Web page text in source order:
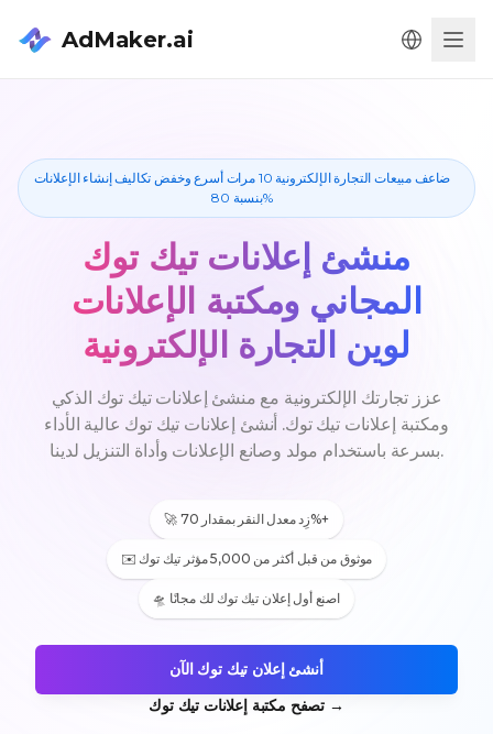
AdMaker.ai
ضاعف مبيعات التجارة الإلكترونية 10 مرات أسرع وخفض تكاليف إنشاء الإعلانات
بنسبة 80%
منشئ إعلانات تيك توك
المجاني ومكتبة الإعلانات
لوين التجارة الإلكترونية
عزز تجارتك الإلكترونية مع منشئ إعلانات تيك توك الذكي
ومكتبة إعلانات تيك توك. أنشئ إعلانات تيك توك عالية الأداء
بسرعة باستخدام مولد وصانع الإعلانات وأداة التنزيل لدينا.
🚀 زِد معدل النقر بمقدار 70%+
✉️ موثوق من قبل أكثر من 5,000 مؤثر تيك توك
🛸 اصنع أول إعلان تيك توك لك مجانًا
أنشئ إعلان تيك توك الآن
→